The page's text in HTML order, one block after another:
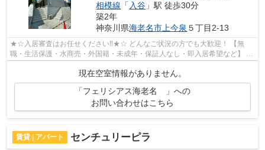
相模線 「 入谷 」駅 徒歩30分
築2年
神奈川県海老名市 上今泉 ５丁目2-13
★☆入居審査はお任せください‼★☆ どんなご状況の方でも大歓迎！ 【無
職・生活保護・水商売・外国籍・未成年・保証人なし・即入居希望など】 ネ
現在空室情報がありません。
「フェリシアス海老名 」への
お問い合わせはこちら
賃貸 | アパート センチュリーピラ